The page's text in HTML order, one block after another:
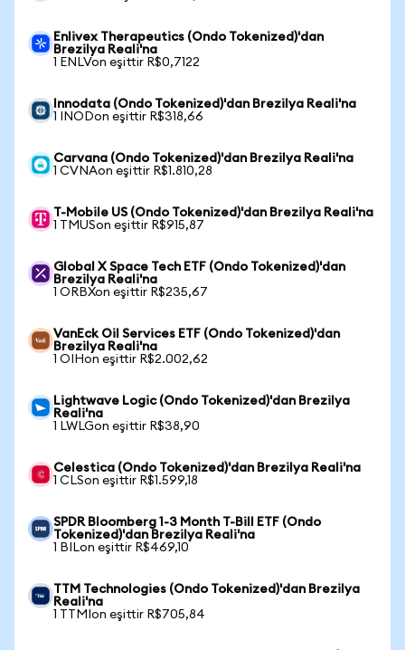
Enlivex Therapeutics (Ondo Tokenized)'dan
Brezilya Reali'na
1 ENLVon eşittir R$0,7122
Innodata (Ondo Tokenized)'dan Brezilya Reali'na
1 INODon eşittir R$318,66
Carvana (Ondo Tokenized)'dan Brezilya Reali'na
1 CVNAon eşittir R$1.810,28
T-Mobile US (Ondo Tokenized)'dan Brezilya Reali'na
1 TMUSon eşittir R$915,87
Global X Space Tech ETF (Ondo Tokenized)'dan
Brezilya Reali'na
1 ORBXon eşittir R$235,67
VanEck Oil Services ETF (Ondo Tokenized)'dan
Brezilya Reali'na
1 OIHon eşittir R$2.002,62
Lightwave Logic (Ondo Tokenized)'dan Brezilya
Reali'na
1 LWLGon eşittir R$38,90
Celestica (Ondo Tokenized)'dan Brezilya Reali'na
1 CLSon eşittir R$1.599,18
SPDR Bloomberg 1-3 Month T-Bill ETF (Ondo
Tokenized)'dan Brezilya Reali'na
1 BILon eşittir R$469,10
TTM Technologies (Ondo Tokenized)'dan Brezilya
Reali'na
1 TTMIon eşittir R$705,84